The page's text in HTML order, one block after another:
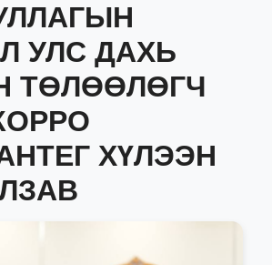
УЛС ДАХЬ
ТӨЛӨӨЛӨГЧ
ХҮЛЭЭН